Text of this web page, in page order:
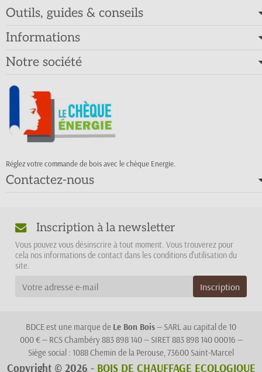
Outils, guides & conseils
Informations
Notre société
Réglez votre commande de bois avec le chèque Energie.
Contactez-nous
Inscription à la newsletter
Vous pouvez vous désinscrire à tout moment. Vous trouverez pour
cela nos informations de contact dans les conditions d'utilisation du
site.
BDCE est une marque de Le Bon Bois— SARL au capital de 10
000 € — RCS Chambéry 883 898 140 — SIRET 883 898 140 00016 —
Siège social : 1088 Chemin de la Perouse, 73600 Saint-Marcel
Copyright © 2026 - BOIS DE CHAUFFAGE ECOLOGIQUE